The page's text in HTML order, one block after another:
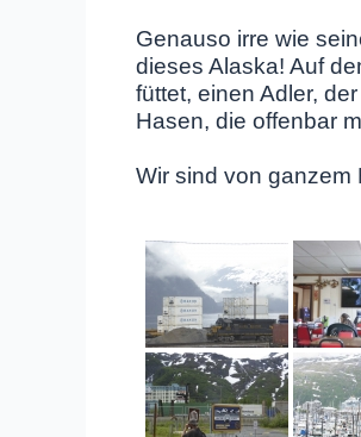
Genauso irre wie
dieses Alaska! Auf
füttet, einen Adler,
Hasen, die offenbar
Wir sind von ganzem